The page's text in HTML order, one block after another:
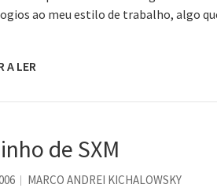
ao meu estilo de trabalho, algo
A LER
de SXM
MARCO ANDREI KICHALOWSKY